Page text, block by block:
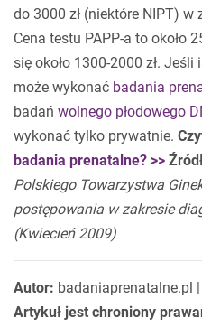
do 3000 zł (niektóre NIPT)
Cena testu PAPP-a to około
się około 1300-2000 zł.
może wykonać badania
badań wolnego płodowego
wykonać tylko prywatnie.
badania prenatalne? >>
Polskiego Towarzystwa
postępowania w zakresie
(Kwiecień 2009)
Autor: badaniaprenatalne.pl |
Artykuł jest chroniony